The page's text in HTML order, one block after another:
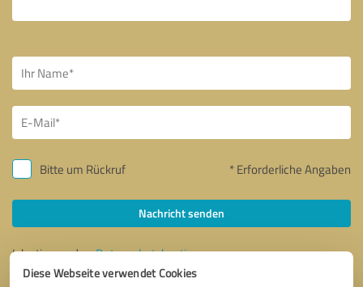
Diese Webseite verwendet Cookies
Bitte um Rückruf * Erforderliche Angaben
Nachricht senden
Ich stimme denDatenschutzbestimmungenzu.